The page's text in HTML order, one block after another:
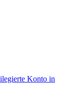
Konto in